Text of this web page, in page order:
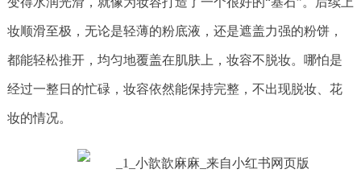
妆顺滑至极，无论是轻薄的粉底液，还是遮盖力强的粉饼，
都能轻松推开，均匀地覆盖在肌肤上，妆容不脱妆。哪怕是
经过一整日的忙碌，妆容依然能保持完整，不出现脱妆、花
妆的情况。